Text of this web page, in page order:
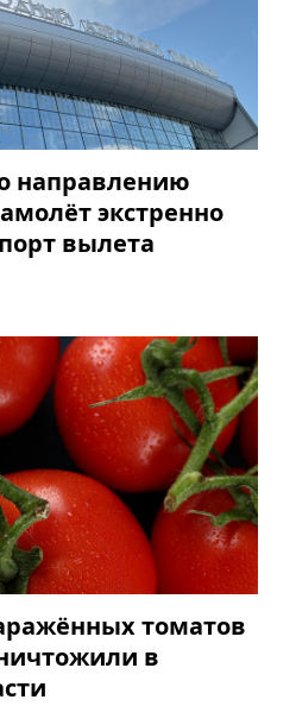
направлению
экстренно
вылета
томатов
в